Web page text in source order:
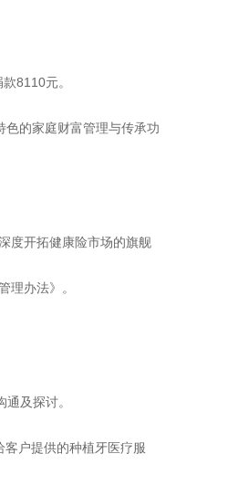
8110元。
色的家庭财富管理与传承功
度开拓健康险市场的旗舰
理办法》。
及探讨。
户提供的种植牙医疗服